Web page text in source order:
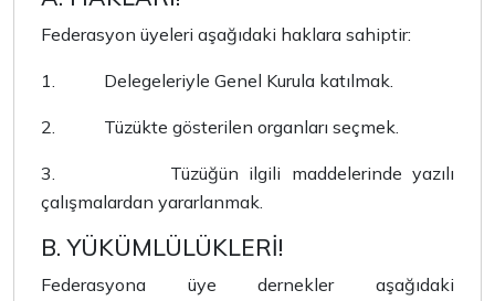
Federasyon üyeleri aşağıdaki haklara sahiptir:
1. Delegeleriyle Genel Kurula katılmak.
2. Tüzükte gösterilen organları seçmek.
3.
Tüzüğün ilgili maddelerinde yazılı
çalışmalardan yararlanmak.
B. YÜKÜMLÜLÜKLERİ!
Federasyona üye dernekler aşağıdaki